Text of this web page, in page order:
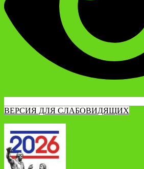
ВЕРСИЯ ДЛЯ СЛАБОВИДЯЩИХ